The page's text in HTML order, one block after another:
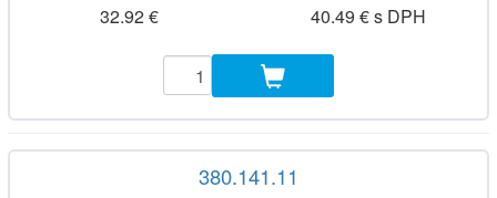
32.92 €
40.49 € s DPH
380.141.11